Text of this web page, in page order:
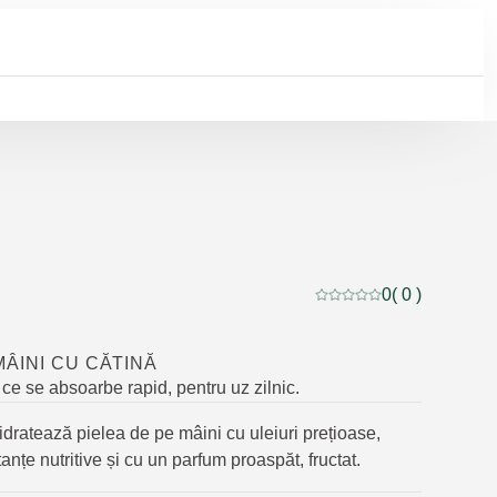
Evaluare curentă: 0
0( 0 )
CU CĂTINĂ
se absoarbe rapid, pentru uz zilnic.
pielea de pe mâini cu uleiuri prețioase,
nutritive și cu un parfum proaspăt, fructat.